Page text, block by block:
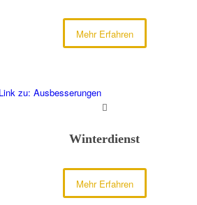
Mehr Erfahren
Link zu: Ausbesserungen
Winterdienst
Mehr Erfahren